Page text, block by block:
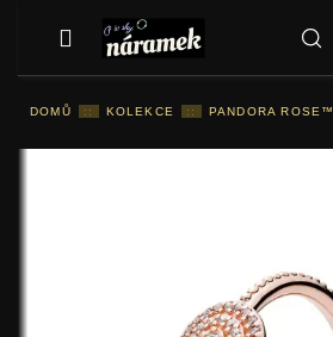
DOMŮ :: KOLEKCE :: PANDORA ROSE™